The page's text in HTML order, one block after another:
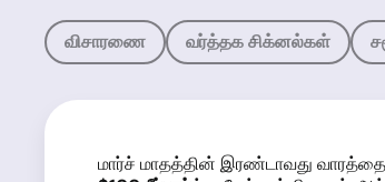
விசாரணை வர்த்தக சிக்னல்கள்
மார்ச் மாதத்தின் இரண்டாவது